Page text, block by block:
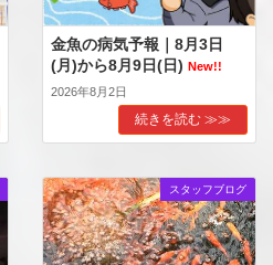
金魚の病気予報｜8月3日
(月)から8月9日(日) New!!
2026年8月2日
続きを読む ≫≫
スタッフブログ